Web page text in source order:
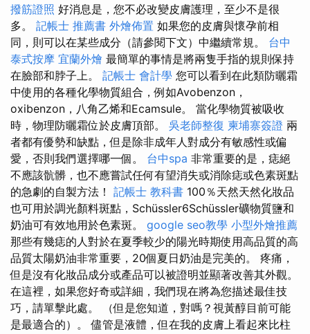
撥筋證照 好消息是，您不必改變皮膚護理，至少不是很
多。 記帳士 推薦書 外燴佈置 如果您的皮膚與懷孕前相
同，則可以在某些成分（請參閱下文）中繼續常規。 台中
泰式按摩 宜蘭外燴 最簡單的事情是將兩隻手指的規則保持
在臉部和脖子上。 記帳士 會計學 您可以看到在此類防曬霜
中使用的各種化學物質組合，例如Avobenzon，
oxibenzon，八角乙烯和Ecamsule。 當化學物質被吸收
時，物理防曬霜位於皮膚頂部。 吳老師整復 柬埔寨簽證 兩
者都有優勢和缺點，但是除非成年人對成分有敏感性或偏
愛，否則我們選擇哪一個。 台中spa 非常重要的是，痣絕
不應該骯髒，也不應嘗試任何有望消失或消除痣或色素斑點
的急劇的自製方法！ 記帳士 教科書 100％天然天然化妝品
也可用於調光顏料斑點，Schüssler6Schüssler礦物質鹽和
奶油可有效地用於色素斑。 google seo教學 小型外燴推薦
那些有幾痣的人對於在夏季較少的陽光時期使用高品質的高
品質太陽奶油非常重要，20個夏日奶油是完美的。 疼痛，
但是沒有化妝品成分或產品可以被證明並顯著改善其外觀。
在這裡，如果您好奇或詳細，我們現在將為您描述最佳技
巧，請單擊此處。 （但是您知道，對嗎？視黃醇目前可能
是最適合的）。 儘管是液體，但在我的皮膚上看起來比柱